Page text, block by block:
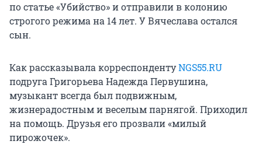
по статье «Убийство» и отправили в колонию
строгого режима на 14 лет. У Вячеслава остался
сын.
Как рассказывала корреспондентуNGS55.RU
подруга Григорьева Надежда Первушина,
музыкант всегда был подвижным,
жизнерадостным и веселым парнягой. Приходил
на помощь. Друзья его прозвали «милый
пирожочек».